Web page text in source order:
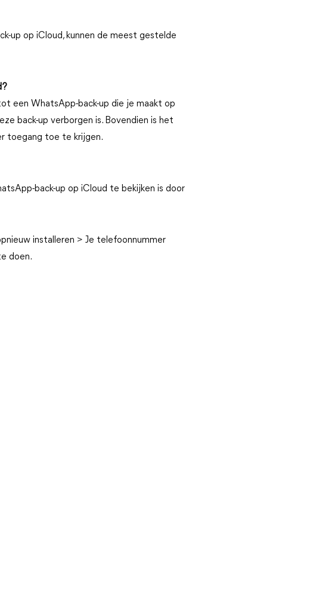
up op iCloud, kunnen de meest gestelde
een WhatsApp-back-up die je maakt op
back-up verborgen is. Bovendien is het
toegang toe te krijgen.
back-up op iCloud te bekijken is door
installeren > Je telefoonnummer
doen.